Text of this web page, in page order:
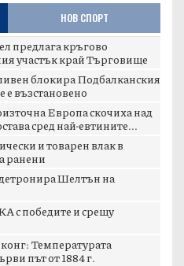
НОВ СПОРТ
предлага кръгово
участък край Търговище
блокира Подбалканския
е възстановено
Европа скочиха над
сред най-евтините...
и товарен влак в
ранени
Шелтън на
с победите и срещу
Температурата
път от 1884 г.